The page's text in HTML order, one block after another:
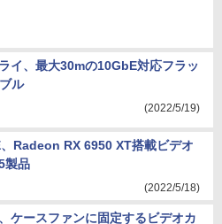
イ、最大30mの10GbE対応フラッ
ル
(2022/5/19)
Radeon RX 6950 XT搭載ビデオ
製品
(2022/5/18)
ケースファンに固定するビデオカ